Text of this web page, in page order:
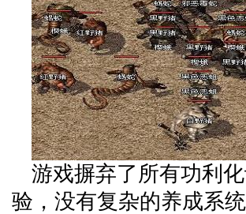
游戏摒弃了所有功利
验，没有复杂的养成系